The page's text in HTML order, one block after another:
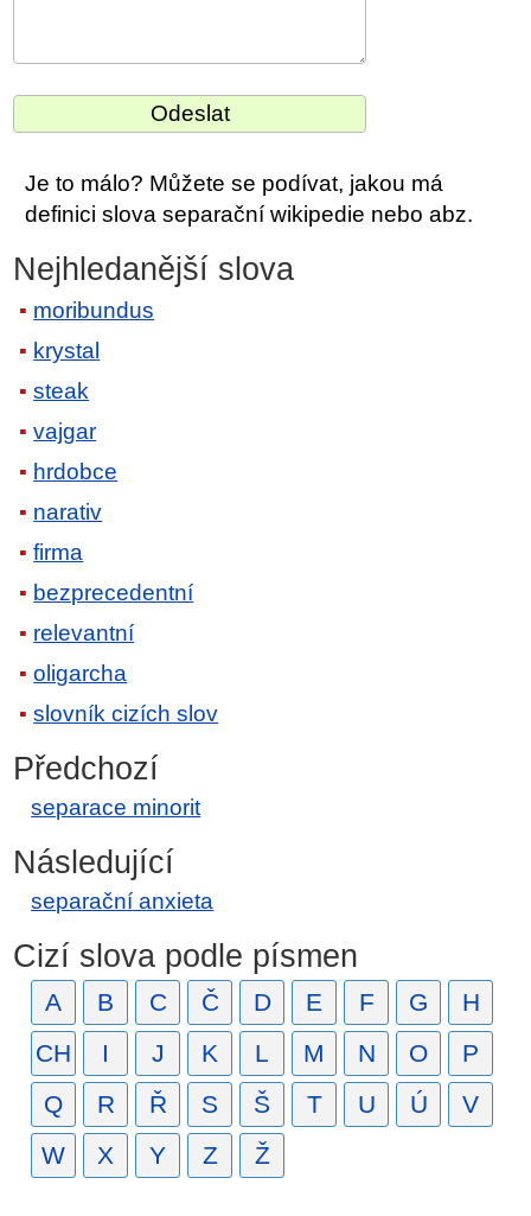
Je to málo? Můžete se podívat, jakou má
definici slova separační wikipedie nebo abz.
Nejhledanější slova
moribundus
krystal
steak
vajgar
hrdobce
narativ
firma
bezprecedentní
relevantní
oligarcha
slovník cizích slov
Předchozí
separace minorit
Následující
separační anxieta
Cizí slova podle písmen
A B C Č D E F G
H
CH
I J K L M N O
P
Q
R Ř S Š T U Ú
V
W
X Y Z Ž